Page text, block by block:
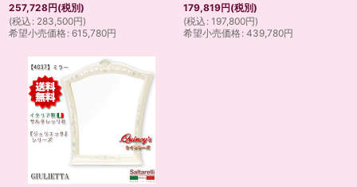
257,728円(税別)
(税込 : 283,500円)
希望小売価格: 615,780円
179,819円(税別)
(税込 : 197,800円)
希望小売価格: 439,780円